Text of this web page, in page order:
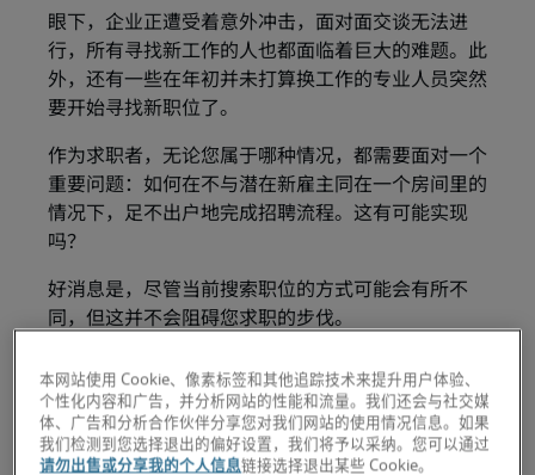
眼下，企业正遭受着意外冲击，面对面交谈无法进
行，所有寻找新工作的人也都面临着巨大的难题。此
外，还有一些在年初并未打算换工作的专业人员突然
要开始寻找新职位了。
作为求职者，无论您属于哪种情况，都需要面对一个
重要问题：如何在不与潜在新雇主同在一个房间里的
情况下，足不出户地完成招聘流程。这有可能实现
吗？
好消息是，尽管当前搜索职位的方式可能会有所不
同，但这并不会阻碍您求职的步伐。
值得庆幸的是，技术让人们能够更轻松地在家寻找工
作，让企业能够进行远程招聘。虽然在未曾当面接触
的情况下求职、获聘和上岗较为罕见，但全数字化求
职的各个环节都至少有一些先例可循，而且还有一套
本网站使用 Cookie、像素标签和其他追踪技术来提升用户体验、
个性化内容和广告，并分析网站的性能和流量。我们还会与社交媒
体、广告和分析合作伙伴分享您对我们网站的使用情况信息。如果
我们检测到您选择退出的偏好设置，我们将予以采纳。您可以通过
请勿出售或分享我的个人信息链接选择退出某些 Cookie。